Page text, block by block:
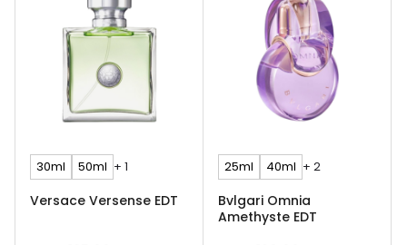
30ml 50ml + 1
Versace Versense EDT
25ml 40ml + 2
Bvlgari Omnia
Amethyste EDT